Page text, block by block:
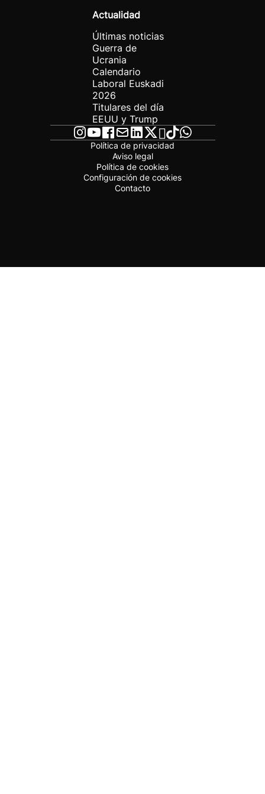
Actualidad
Últimas noticias
Guerra de
Ucrania
Calendario
Laboral Euskadi
2026
Titulares del día
EEUU y Trump
Política de privacidad
Aviso legal
Política de cookies
Configuración de cookies
Contacto